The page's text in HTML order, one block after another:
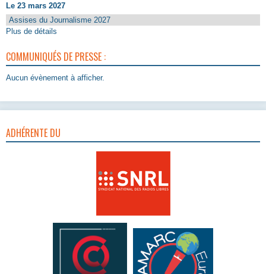
Le 23 mars 2027
Assises du Journalisme 2027
Plus de détails
COMMUNIQUÉS DE PRESSE :
Aucun évènement à afficher.
ADHÉRENTE DU